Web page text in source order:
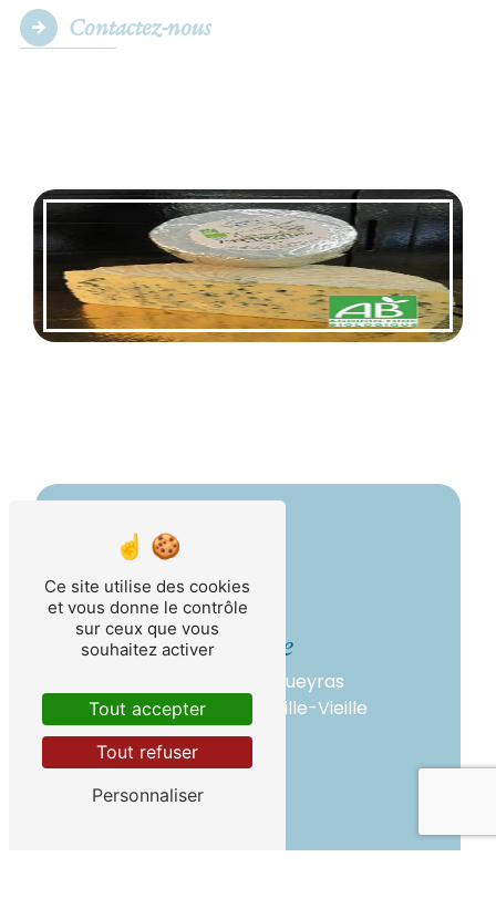
Contactez-nous
Adresse
1941 Route du Queyras
05350 Château-Ville-Vieille
Ce site utilise des cookies
et vous donne le contrôle
sur ceux que vous
souhaitez activer
Tout accepter
Tout refuser
Personnaliser